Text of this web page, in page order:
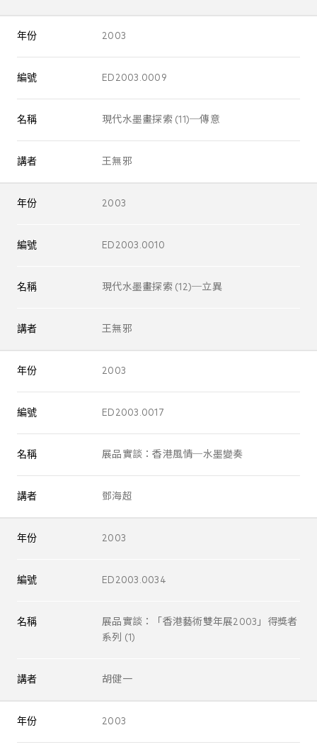
年份 2003
編號 ED2003.0009
名稱 現代水墨畫探索 (11)─傳意
講者 王無邪
年份 2003
編號 ED2003.0010
名稱 現代水墨畫探索 (12)─立異
講者 王無邪
年份 2003
編號 ED2003.0017
名稱 展品實談：香港風情─水墨變奏
講者 鄧海超
年份 2003
編號 ED2003.0034
名稱
展品實談：「香港藝術雙年展2003」得獎者
系列 (1)
講者 胡健一
年份 2003